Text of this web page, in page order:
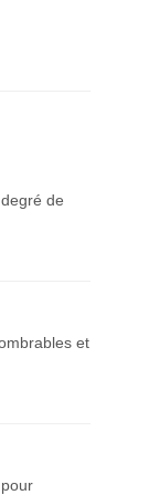
de
et